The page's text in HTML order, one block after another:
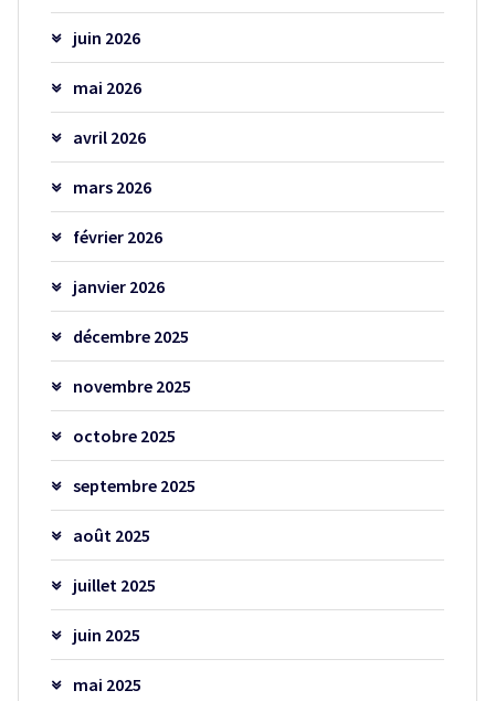
juin 2026
mai 2026
avril 2026
mars 2026
février 2026
janvier 2026
décembre 2025
novembre 2025
octobre 2025
septembre 2025
août 2025
juillet 2025
juin 2025
mai 2025